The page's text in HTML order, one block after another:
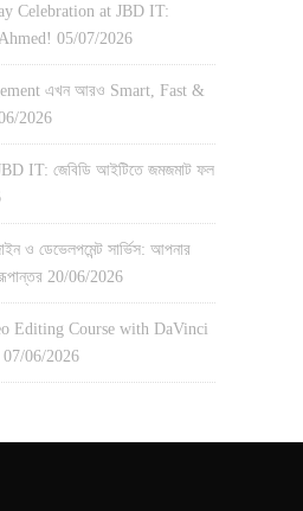
Celebration at JBD IT:
05/07/2026
এখন আরও Smart, Fast &
2026
IT: জেবিডি আইটিতে জমজমাট ফল
ও ডেভেলপমেন্ট সার্ভিস: আপনার
20/06/2026
Editing Course with DaVinci
07/06/2026